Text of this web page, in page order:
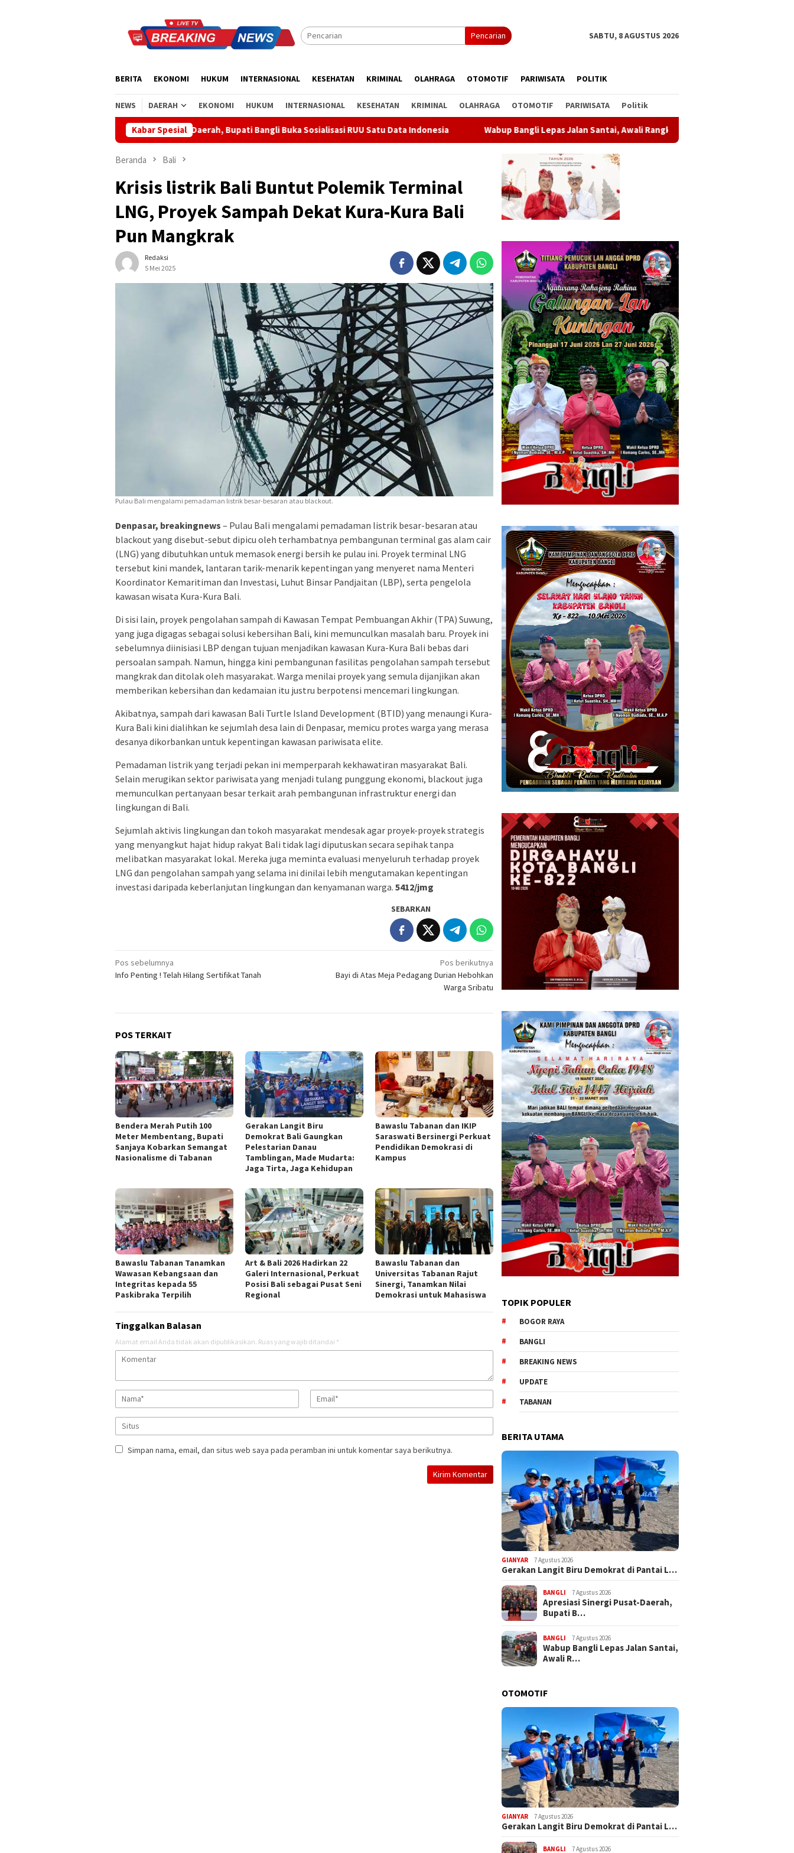
Pencarian SABTU, 8 AGUSTUS 2026
BERITA EKONOMI HUKUM INTERNASIONAL KESEHATAN KRIMINAL OLAHRAGA OTOMOTIF PARIWISATA POLITIK
NEWS DAERAH EKONOMI HUKUM INTERNASIONAL KESEHATAN KRIMINAL OLAHRAGA OTOMOTIF PARIWISATA Politik
Kabar Spesial
Apresiasi Sinergi Pusat-Daerah, Bupati Bangli Buka Sosialisasi RUU Satu Data Indonesia Wabup Bangli Lepas Jalan Santai, Awali Rangkaian Peringatan HUT ke-81 Kemerdekaan RI
Beranda Bali
Krisis listrik Bali Buntut Polemik Terminal
LNG, Proyek Sampah Dekat Kura-Kura Bali
Pun Mangkrak
Redaksi
5 Mei 2025
Pulau Bali mengalami pemadaman listrik besar-besaran atau blackout.
Denpasar, breakingnews – Pulau Bali mengalami pemadaman listrik besar-besaran atau
blackout yang disebut-sebut dipicu oleh terhambatnya pembangunan terminal gas alam cair
(LNG) yang dibutuhkan untuk memasok energi bersih ke pulau ini. Proyek terminal LNG
tersebut kini mandek, lantaran tarik-menarik kepentingan yang menyeret nama Menteri
Koordinator Kemaritiman dan Investasi, Luhut Binsar Pandjaitan (LBP), serta pengelola
kawasan wisata Kura-Kura Bali.
Di sisi lain, proyek pengolahan sampah di Kawasan Tempat Pembuangan Akhir (TPA) Suwung,
yang juga digagas sebagai solusi kebersihan Bali, kini memunculkan masalah baru. Proyek ini
sebelumnya diinisiasi LBP dengan tujuan menjadikan kawasan Kura-Kura Bali bebas dari
persoalan sampah. Namun, hingga kini pembangunan fasilitas pengolahan sampah tersebut
mangkrak dan ditolak oleh masyarakat. Warga menilai proyek yang semula dijanjikan akan
memberikan kebersihan dan kedamaian itu justru berpotensi mencemari lingkungan.
Akibatnya, sampah dari kawasan Bali Turtle Island Development (BTID) yang menaungi Kura-
Kura Bali kini dialihkan ke sejumlah desa lain di Denpasar, memicu protes warga yang merasa
desanya dikorbankan untuk kepentingan kawasan pariwisata elite.
Pemadaman listrik yang terjadi pekan ini memperparah kekhawatiran masyarakat Bali.
Selain merugikan sektor pariwisata yang menjadi tulang punggung ekonomi, blackout juga
memunculkan pertanyaan besar terkait arah pembangunan infrastruktur energi dan
lingkungan di Bali.
Sejumlah aktivis lingkungan dan tokoh masyarakat mendesak agar proyek-proyek strategis
yang menyangkut hajat hidup rakyat Bali tidak lagi diputuskan secara sepihak tanpa
melibatkan masyarakat lokal. Mereka juga meminta evaluasi menyeluruh terhadap proyek
LNG dan pengolahan sampah yang selama ini dinilai lebih mengutamakan kepentingan
investasi daripada keberlanjutan lingkungan dan kenyamanan warga. 5412/jmg
SEBARKAN
Navigasi
pos
Pos sebelumnya
Info Penting ! Telah Hilang Sertifikat Tanah
Pos berikutnya
Bayi di Atas Meja Pedagang Durian Hebohkan
Warga Sribatu
POS TERKAIT
Bendera Merah Putih 100
Meter Membentang, Bupati
Sanjaya Kobarkan Semangat
Nasionalisme di Tabanan
Gerakan Langit Biru
Demokrat Bali Gaungkan
Pelestarian Danau
Tamblingan, Made Mudarta:
Jaga Tirta, Jaga Kehidupan
Bawaslu Tabanan dan IKIP
Saraswati Bersinergi Perkuat
Pendidikan Demokrasi di
Kampus
Bawaslu Tabanan Tanamkan
Wawasan Kebangsaan dan
Integritas kepada 55
Paskibraka Terpilih
Art & Bali 2026 Hadirkan 22
Galeri Internasional, Perkuat
Posisi Bali sebagai Pusat Seni
Regional
Bawaslu Tabanan dan
Universitas Tabanan Rajut
Sinergi, Tanamkan Nilai
Demokrasi untuk Mahasiswa
Tinggalkan Balasan
Alamat email Anda tidak akan dipublikasikan. Ruas yang wajib ditandai *
Simpan nama, email, dan situs web saya pada peramban ini untuk komentar saya berikutnya.
TOPIK POPULER
BOGOR RAYA
BANGLI
BREAKING NEWS
UPDATE
TABANAN
BERITA UTAMA
GIANYAR 7 Agustus 2026
Gerakan Langit Biru Demokrat di Pantai L…
BANGLI 7 Agustus 2026
Apresiasi Sinergi Pusat-Daerah,
Bupati B…
BANGLI 7 Agustus 2026
Wabup Bangli Lepas Jalan Santai,
Awali R…
OTOMOTIF
GIANYAR 7 Agustus 2026
Gerakan Langit Biru Demokrat di Pantai L…
BANGLI 7 Agustus 2026